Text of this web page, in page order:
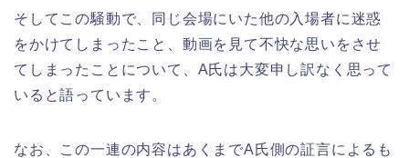
そしてこの騒動で、同じ会場にいた他の入場者に迷惑
をかけてしまったこと、動画を見て不快な思いをさせ
てしまったことについて、A氏は大変申し訳なく思って
いると語っています。
なお、この一連の内容はあくまでA氏側の証言によるも